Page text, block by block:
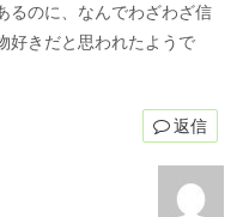
るのに、なんでわざわざ信
好きだと思われたようで
返信